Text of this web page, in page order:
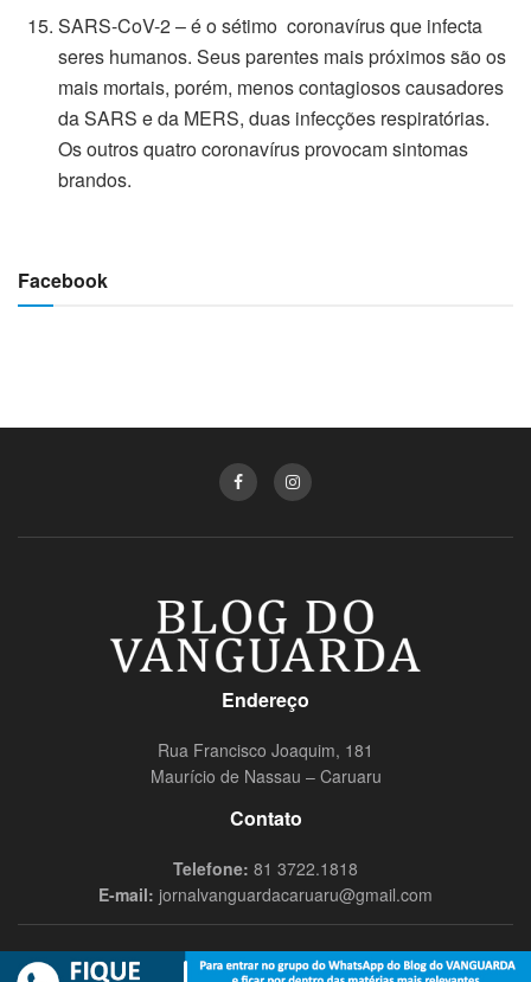
SARS-CoV-2 – é o sétimo coronavírus que infecta
seres humanos. Seus parentes mais próximos são os
mais mortais, porém, menos contagiosos causadores
da SARS e da MERS, duas infecções respiratórias.
Os outros quatro coronavírus provocam sintomas
brandos.
Facebook
Endereço
Rua Francisco Joaquim, 181
Maurício de Nassau – Caruaru
Contato
Telefone: 81 3722.1818
E-mail: jornalvanguardacaruaru@gmail.com